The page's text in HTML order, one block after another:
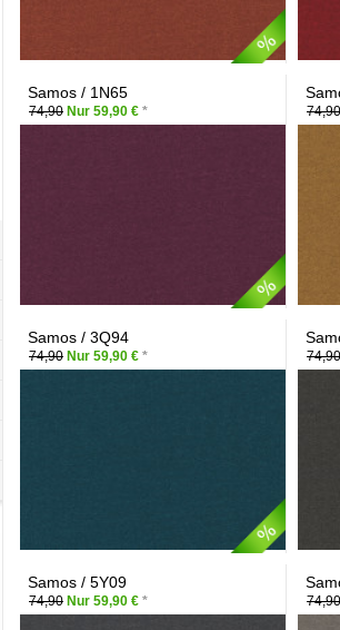
Samos / 1N65
74,90 Nur 59,90 € * 74,90
Samos / 3Q94
74,90 Nur 59,90 € * 74,90
Samos / 5Y09
74,90 Nur 59,90 € * 74,90